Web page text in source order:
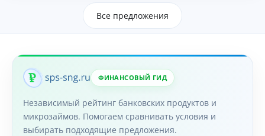
Все предложения
ФИНАНСОВЫЙ ГИД
Независимый рейтинг банковских продуктов и
микрозаймов. Помогаем сравнивать условия и
выбирать подходящие предложения.